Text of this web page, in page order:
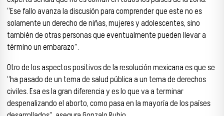
“Ese fallo avanza la discusión para comprender que este no es
solamente un derecho de niñas, mujeres y adolescentes, sino
también de otras personas que eventualmente pueden llevar a
término un embarazo”.
Otro de los aspectos positivos de la resolución mexicana es que se
“ha pasado de un tema de salud pública a un tema de derechos
civiles. Esa es la gran diferencia y es lo que va a terminar
despenalizando el aborto, como pasa en la mayoría de los países